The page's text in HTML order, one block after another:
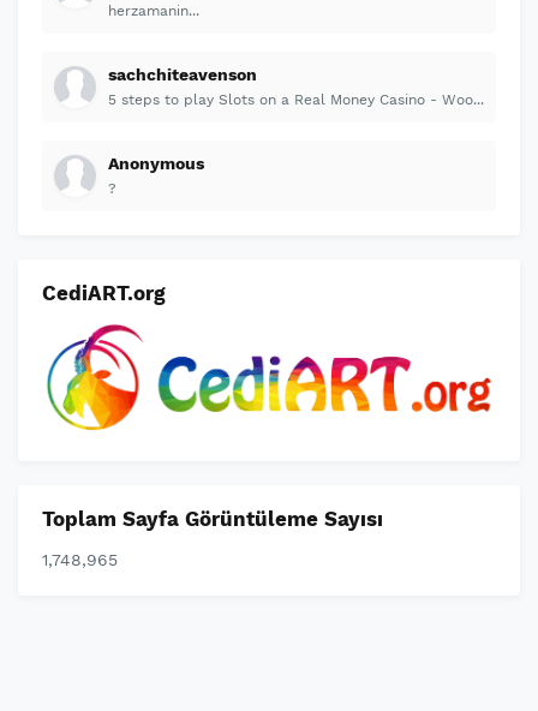
herzamanin...
sachchiteavenson
5 steps to play Slots on a Real Money Casino - Woo...
Anonymous
?
CediART.org
Toplam Sayfa Görüntüleme Sayısı
1,748,965